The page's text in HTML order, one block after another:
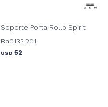
Soporte Porta Rollo Spirit
Ba0132.201
USD 52